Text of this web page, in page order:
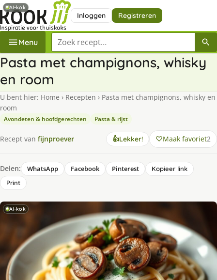
Inloggen Registreren
Menu Zoek een recept
Pasta met champignons, whisky
en room
U bent hier: Home › Recepten › Pasta met champignons, whisky en
room
Avondeten & hoofdgerechten Pasta & rijst
Recept van fijnproever 👍Lekker! Maak favoriet2
Delen: WhatsApp Facebook Pinterest
Kopieer link
Print
AI-kok
AI-kok